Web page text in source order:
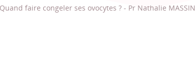
Quand faire congeler ses ovocytes ? - Pr Nathalie MASSIN